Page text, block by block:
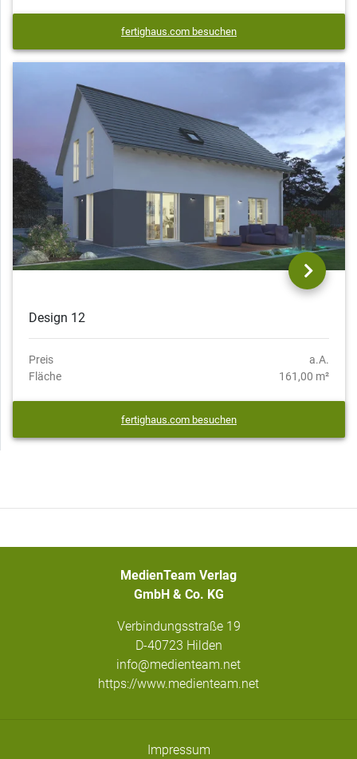
fertighaus.com besuchen
Design 12
Preis
a.A.
Fläche
161,00 m²
fertighaus.com besuchen
MedienTeam Verlag
GmbH & Co. KG
Verbindungsstraße 19
D-40723 Hilden
info@medienteam.net
https://www.medienteam.net
Impressum